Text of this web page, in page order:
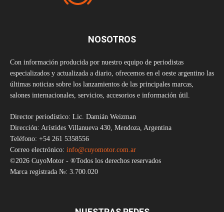
NOSOTROS
Con información producida por nuestro equipo de periodistas
especializados y actualizada a diario, ofrecemos en el oeste argentino las
últimas noticias sobre los lanzamientos de las principales marcas,
salones internacionales, servicios, accesorios e información útil.
Director periodístico: Lic. Damián Weizman
Dirección: Arístides Villanueva 430, Mendoza, Argentina
Teléfono: +54 261 5358556
Correo electrónico: info@cuyomotor.com.ar
©2026 CuyoMotor - ®Todos los derechos reservados
Marca registrada №: 3.700.020